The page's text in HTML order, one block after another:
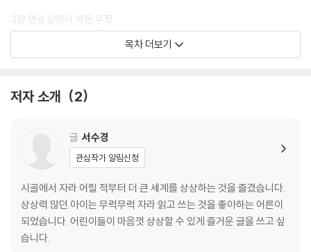
3장 연습실에서 싹튼 우정
통합 지식 플러스(3) 세계관으로 완성되는 케이팝
통합 지식 플러스(5) 세계에 유행하는 한국의 문화
6장 BLACKPINK IN YOUR AREA!
통합 지식 플러스(6) 케이팝을 즐기는 팬 문화
7장 전 세계를 사로잡다
목차 더보기
저자 소개 2
글 서수경
관심작가 알림신청
시골에서 자라 어릴 적부터 더 큰 세계를 상상하는 것을 즐겼습니다.
상상력 많던 아이는 무럭무럭 자라 읽고 쓰는 것을 좋아하는 어른이
되었습니다. 어린이들이 마음껏 상상할 수 있게 즐거운 글을 쓰고 싶
습니다.